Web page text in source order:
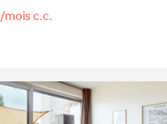
/mois c.c.